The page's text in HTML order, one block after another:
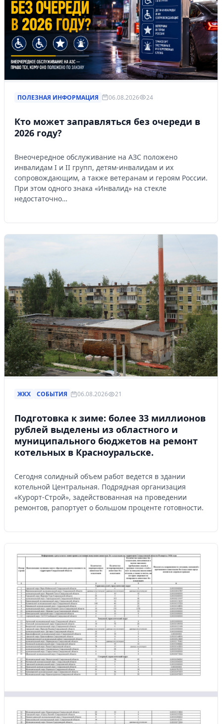
Личный кабинет
Управляйте объявлениями, отслеживайте
Войти или зарегистрироваться
ПОЛЕЗНАЯ ИНФОРМАЦИЯ 06.08.2026 24
Кто может заправляться без очереди в
2026 году?
Внеочередное обслуживание на АЗС положено
инвалидам I и II групп, детям-инвалидам и их
сопровождающим, а также ветеранам и героям России.
При этом одного знака «Инвалид» на стекле
недостаточно…
ЖКХ СОБЫТИЯ 06.08.2026 21
Подготовка к зиме: более 33 миллионов
рублей выделены из областного и
муниципального бюджетов на ремонт
котельных в Красноуральске.
Сегодня солидный объем работ ведется в здании
котельной Центральная. Подрядная организация
«Курорт-Строй», задействованная на проведении
ремонтов, рапортует о большом проценте готовности.